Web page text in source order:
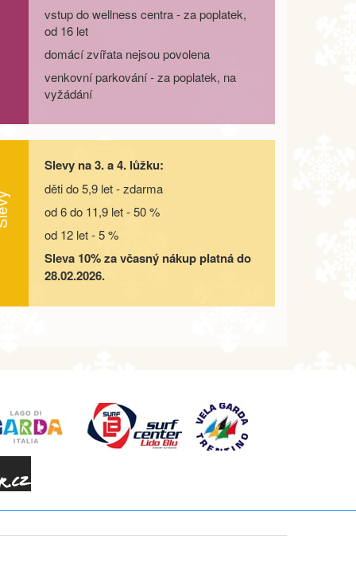
vstup do wellness centra - za poplatek,
od 16 let
domácí zvířata nejsou povolena
venkovní parkování - za poplatek, na
vyžádání
Slevy na 3. a 4. lůžku:
děti do 5,9 let - zdarma
od 6 do 11,9 let - 50 %
od 12 let - 5 %
Sleva 10% za včasný nákup platná do
28.02.2026.